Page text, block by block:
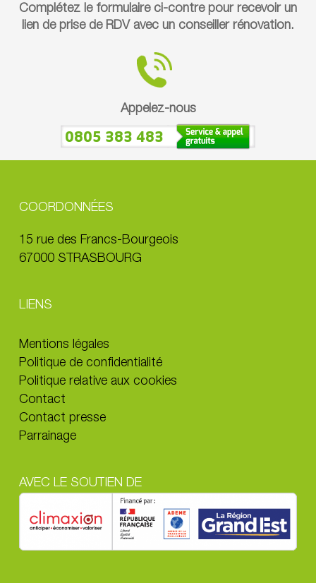
Complétez le formulaire ci-contre pour recevoir un
lien de prise de RDV avec un conseiller rénovation.
Appelez-nous
0805 383 483
COORDONNÉES
15 rue des Francs-Bourgeois
67000 STRASBOURG
LIENS
Mentions légales
Politique de confidentialité
Politique relative aux cookies
Contact
Contact presse
Parrainage
AVEC LE SOUTIEN DE